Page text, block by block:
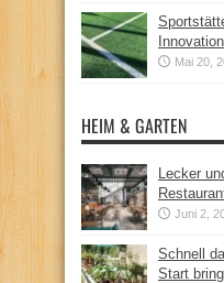
Innovation
Mai 20,
HEIM & GARTEN
Lecker
Juni 2,
Schnell
Start